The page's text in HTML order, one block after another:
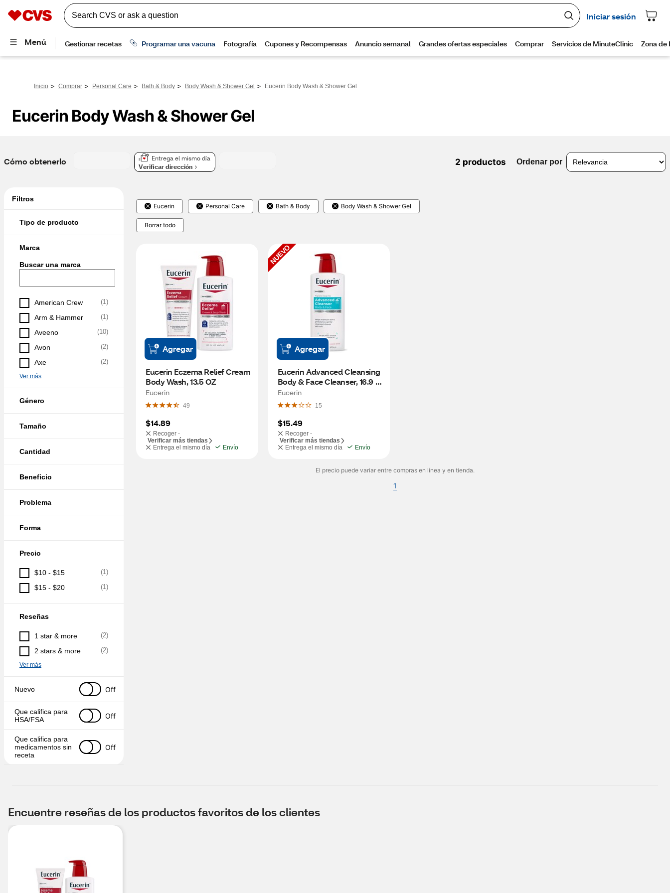
Inicio > Comprar > Personal Care > Bath & Body > Body Wash & Shower Gel > Eucerin Body Wash & Shower Gel
Eucerin Body Wash & Shower Gel
Cómo obtenerlo
Entrega el mismo día
Verificar dirección
2 productos Ordenar por
Filtros
Tipo de producto
Marca
Buscar una marca
American Crew (1)
Arm & Hammer (1)
Aveeno (10)
Avon (2)
Axe (2)
Ver más
Género
Tamaño
Cantidad
Beneficio
Problema
Forma
Precio
$10 - $15 (1)
$15 - $20 (1)
Reseñas
1 star & more (2)
2 stars & more (2)
Ver más
Nuevo Off
Que califica para
HSA/FSA
Off
Que califica para
medicamentos sin
receta
Off
Eucerin Personal Care Bath & Body Body Wash & Shower Gel
Borrar todo
Agregar
Eucerin Eczema Relief Cream
Body Wash, 13.5 OZ
Eucerin
49
$14.89
Recoger -
Verificar más tiendas
Entrega el mismo día
Envío
NUEVO
Agregar
Eucerin Advanced Cleansing
Body & Face Cleanser, 16.9
OZ
Eucerin
15
$15.49
Recoger -
Verificar más tiendas
Entrega el mismo día
Envío
El precio puede variar entre compras en línea y en tienda.
1
Encuentre reseñas de los productos favoritos de los clientes